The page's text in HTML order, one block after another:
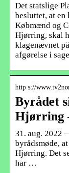
Det statslige
besluttet, at en
Købmænd og
Hjørring, skal
klagenævnet
afgørelse i
http s://
Byrådet
Hjørring
31. aug. 2022
byrådsmøde,
Hjørring. Det
har …